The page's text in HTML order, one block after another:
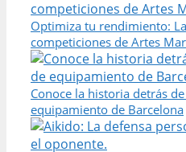
Optimiza tu rendimiento:
competiciones de Artes
Conoce la historia detrás
equipamiento de Barcelona